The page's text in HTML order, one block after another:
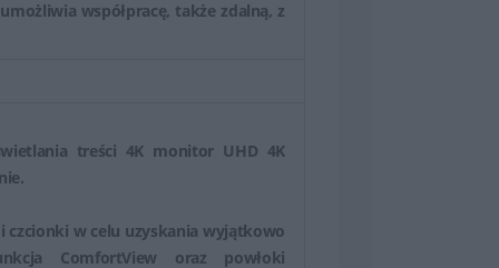
współpracę, także zdalną, z
treści 4K monitor UHD 4K
w celu uzyskania wyjątkowo
ComfortView oraz powłoki